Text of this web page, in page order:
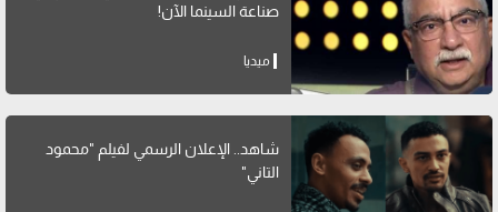
صناعة السينما الآن!
ميديا
شاهد.. الإعلان الرسمي لفيلم "محمود
التاني"